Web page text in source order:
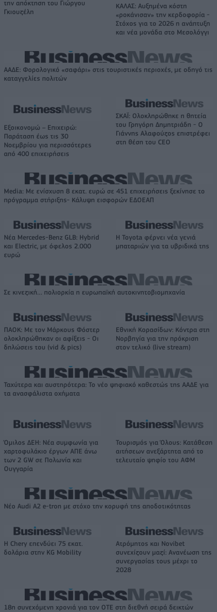
την απόκτηση του Γιώργου
Γκιουζέλη
ΚΑΛΑΣ: Αυξημένα κόστη
«ροκάνισαν» την κερδοφορία -
Στόχος για το 2026 η ανάπτυξη
και νέα μονάδα στο Μεσολόγγι
ΑΑΔΕ: Φορολογικό «σαφάρι» στις τουριστικές περιοχές, με οδηγό τις
καταγγελίες πολιτών
Εξοικονομώ – Επιχειρώ:
Παράταση έως τις 30
Νοεμβρίου για περισσότερες
από 400 επιχειρήσεις
ΣΚΑΪ: Ολοκληρώθηκε η θητεία
του Γρηγόρη Δημητριάδη - Ο
Γιάννης Αλαφούζος επιστρέφει
στη θέση του CEO
Media: Με ενίσχυση 8 εκατ. ευρώ σε 451 επιχειρήσεις ξεκίνησε το
πρόγραμμα στήριξης- Κάλυψη εισφορών ΕΔΟΕΑΠ
Νέα Mercedes-Benz GLB: Hybrid
και Electric, με όφελος 2.000
ευρώ
Η Toyota φέρνει νέα γενιά
μπαταριών για τα υβριδικά της
Σε κινεζική… πολιορκία η ευρωπαϊκή αυτοκινητοβιομηχανία
ΠΑΟΚ: Με τον Μάρκους Φόστερ
ολοκληρώθηκαν οι αφίξεις - Οι
δηλώσεις του (vid & pics)
Εθνική Κορασίδων: Κόντρα στη
Νορβηγία για την πρόκριση
στον τελικό (live stream)
Ταχύτερα και αυστηρότερα: Το νέο ψηφιακό καθεστώς της ΑΑΔΕ για
τα ανασφάλιστα οχήματα
Όμιλος ΔΕΗ: Νέα συμφωνία για
χαρτοφυλάκιο έργων ΑΠΕ άνω
των 2 GW σε Πολωνία και
Ουγγαρία
Τουρισμός για Όλους: Kατάθεση
αιτήσεων ανεξάρτητα από το
τελευταίο ψηφίο του ΑΦΜ
Νέο Audi A2 e-tron με στόχο την κορυφή της αποδοτικότητας
Η Chery επενδύει 75 εκατ.
δολάρια στην KG Mobility
Ατρόμητος και Novibet
συνεχίζουν μαζί: Ανανέωση της
συνεργασίας τους μέχρι το
2028
18η συνεχόμενη χρονιά για τον ΟΤΕ στη διεθνή σειρά δεικτών